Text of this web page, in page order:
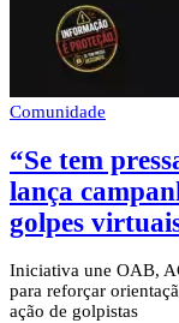
Comunidade
“Se tem
lança
golpes
Iniciativa une OAB,
para reforçar
ação de golpistas